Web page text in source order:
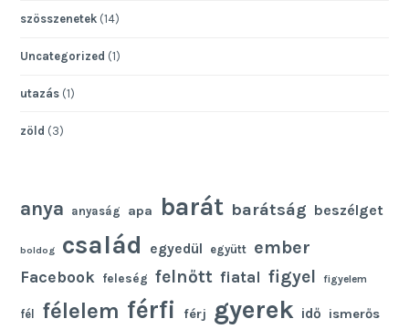
szösszenetek (14)
Uncategorized (1)
utazás (1)
zöld (3)
anya anyaság apa barát barátság beszélget
boldog család egyedül együtt ember
Facebook feleség felnőtt fiatal figyel figyelem
fél félelem férfi férj gyerek idő ismerős